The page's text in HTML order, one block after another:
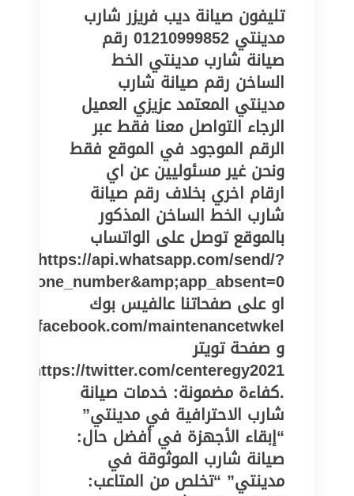
تليفون صيانة ديب فريزر شارب
مدينتي 01210999852 رقم
صيانة شارب مدينتي الخط
الساخن رقم صيانة شارب
مدينتي المعتمد عزيزي العميل
الرجاء التواصل معنا فقط عبر
الرقم الموجود في الموقع فقط
ونحن غير مسئوليين عن اي
ارقام اخري بخلاف رقم صيانة
شارب الخط الساخن المذكور
بالموقع توصل على الواتساب
https://api.whatsapp.com/send/?
او على صفحاتنا عالفيس بوك
maintenancetwkel
و صفحة تويتر
https://twitter.com/centeregy2021
.كفاءة مضمونة: خدمات صيانة
شارب الاحترافية في مدينتي”
“إبقاء الأجهزة في أفضل حال:
صيانة شارب الموثوقة في
مدينتي” “تخلص من المتاعب: